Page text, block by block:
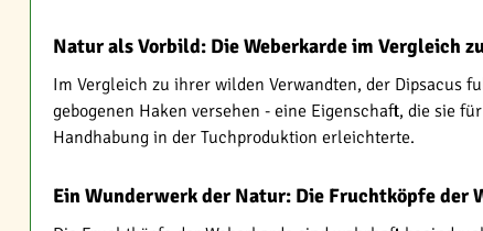
Natur als Vorbild: Die Weberkarde im Vergleich
Im Vergleich zu ihrer wilden Verwandten, der Dipsacus
gebogenen Haken versehen - eine Eigenschaft, die sie
Handhabung in der Tuchproduktion erleichterte.
Ein Wunderwerk der Natur: Die Fruchtköpfe der